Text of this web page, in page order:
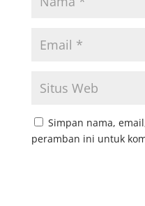
Simpan nama,
peramban ini untuk